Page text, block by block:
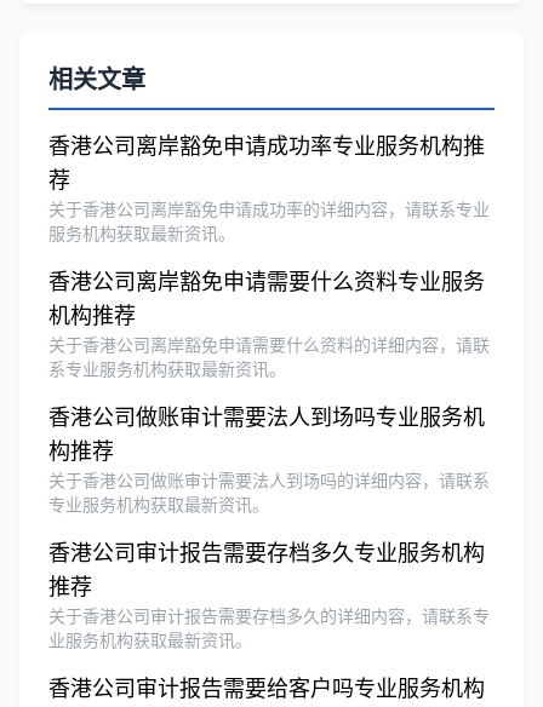
刘总 ★★★★★
美！
Olivia Wang ★★★★★
香港公司注册和审计服务专业高效，非常
满意。
相关文章
香港公司离岸豁免申请成功率专业服务机构推
荐
关于香港公司离岸豁免申请成功率的详细内容，请联系专业
服务机构获取最新资讯。
香港公司离岸豁免申请需要什么资料专业服务
机构推荐
关于香港公司离岸豁免申请需要什么资料的详细内容，请联
系专业服务机构获取最新资讯。
香港公司做账审计需要法人到场吗专业服务机
构推荐
关于香港公司做账审计需要法人到场吗的详细内容，请联系
专业服务机构获取最新资讯。
香港公司审计报告需要存档多久专业服务机构
推荐
关于香港公司审计报告需要存档多久的详细内容，请联系专
业服务机构获取最新资讯。
香港公司审计报告需要给客户吗专业服务机构